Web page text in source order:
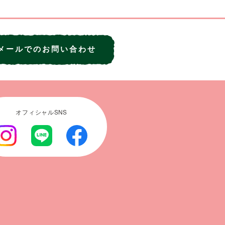
ールでのお問い合わせ
オフィシャルSNS